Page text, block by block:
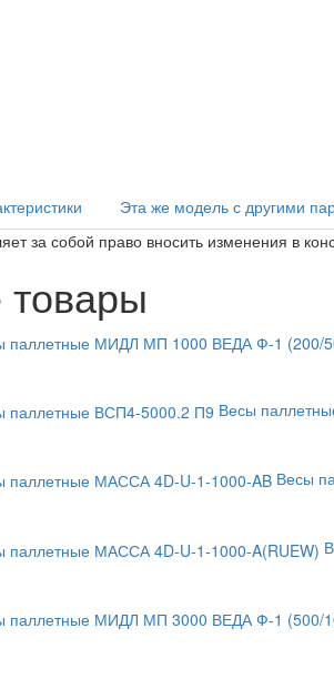
Эта же модель с другими
за собой право вносить изменения в
Весы
Весы